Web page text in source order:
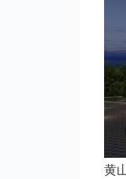
黄